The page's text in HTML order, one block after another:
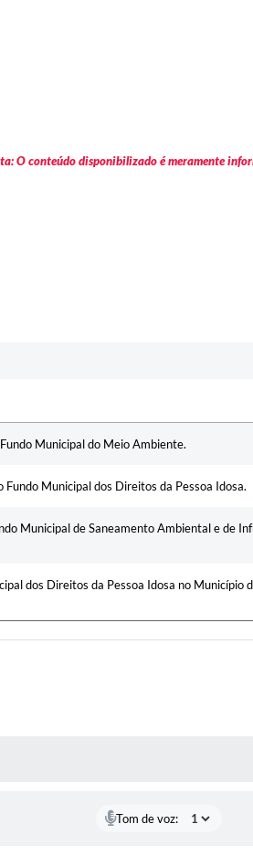
O conteúdo disponibilizado é meramente
Municipal do Meio Ambiente.
Fundo Municipal dos Direitos da Pessoa Idosa.
Municipal de Saneamento Ambiental e de
dos Direitos da Pessoa Idosa no Município
Tom de voz: